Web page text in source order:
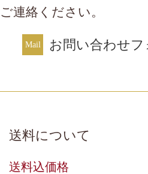
ご連絡ください。
お問い合わせ
送料について
送料込価格